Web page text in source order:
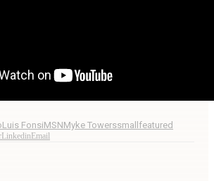
Luis FonsiMSNMyke Towerssmallfeatured
LinkedinEmail